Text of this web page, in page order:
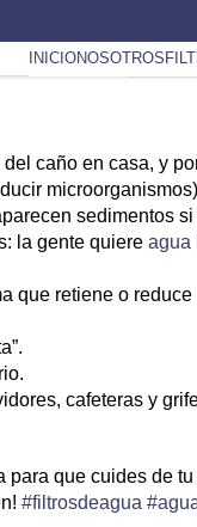
INICIONOSOTROS
caño en casa, y
sedimentos
la gente quiere agua
que retiene o reduce
cafeteras y
para que cuides de tu
#filtrosdeagua